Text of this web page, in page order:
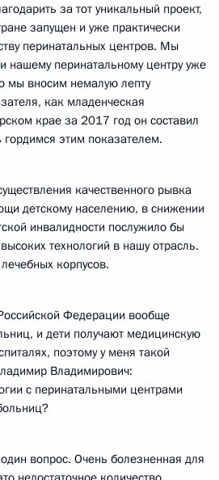
за тот уникальный проект,
запущен и уже практически
перинатальных центров. Мы
нашему перинатальному центру уже
мы вносим немалую лепту
как младенческая
крае за 2017 год он составил
этим показателем.
качественного рывка
детскому населению, в снижении
инвалидности послужило бы
технологий в нашу отрасль.
корпусов.
Федерации вообще
и дети получают медицинскую
поэтому у меня такой
Владимирович:
с перинатальными центрами
вопрос. Очень болезненная для